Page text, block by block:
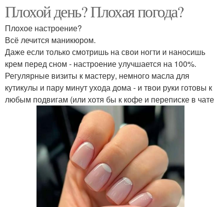
Плохой день? Плохая погода?
Плохое настроение?
Всё лечится маникюром.
Даже если только смотришь на свои ногти и наносишь
крем перед сном - настроение улучшается на 100%.
Регулярные визиты к мастеру, немного масла для
кутикулы и пару минут ухода дома - и твои руки готовы к
любым подвигам (или хотя бы к кофе и переписке в чате